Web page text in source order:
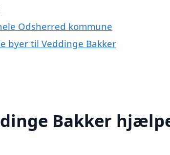
Odsherred kommune
byer til Veddinge Bakker
Bakker